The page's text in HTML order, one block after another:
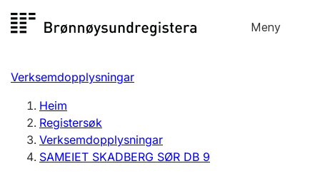
til
Meny
Registersøk
Aksjeselskap
Enkeltpersonføretak
Registrere, endre, slette
Verksemdopplysningar
Heim
Registersøk
Verksemdopplysningar
SAMEIET SKADBERG SØR DB 9